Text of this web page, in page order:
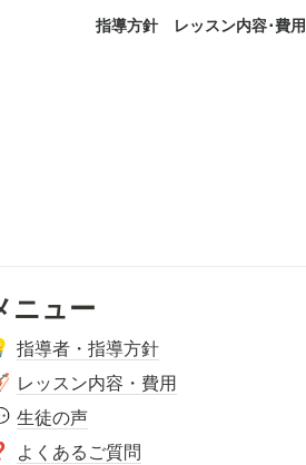
指導方針 レッスン内容･費用
ニュー
指導者・指導方針
レッスン内容・費用
生徒の声
よくあるご質問